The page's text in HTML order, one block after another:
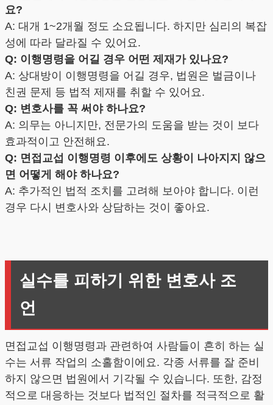
요?
A: 대개 1~2개월 정도 소요됩니다. 하지만 심리의 복잡
성에 따라 달라질 수 있어요.
Q: 이행명령을 어길 경우 어떤 제재가 있나요?
A: 상대방이 이행명령을 어길 경우, 법원은 벌금이나
친권 문제 등 법적 제재를 취할 수 있어요.
Q: 변호사를 꼭 써야 하나요?
A: 의무는 아니지만, 전문가의 도움을 받는 것이 보다
효과적이고 안전해요.
Q: 면접교섭 이행명령 이후에도 상황이 나아지지 않으
면 어떻게 해야 하나요?
A: 추가적인 법적 조치를 고려해 보아야 합니다. 이런
경우 다시 변호사와 상담하는 것이 좋아요.
실수를 피하기 위한 변호사 조
언
면접교섭 이행명령과 관련하여 사람들이 흔히 하는 실
수는 서류 작업의 소홀함이에요. 각종 서류를 잘 준비
하지 않으면 법원에서 기각될 수 있습니다. 또한, 감정
적으로 대응하는 것보다 법적인 절차를 적극적으로 활